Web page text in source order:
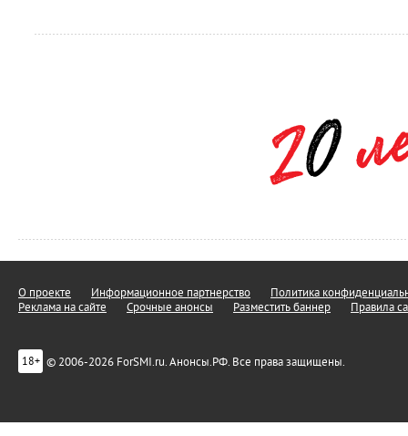
О проекте Информационное партнерство
Политика
Реклама на сайте
Срочные анонсы Разместить баннер Правила
18+ © 2006-2026 ForSMI.ru. Анонсы.РФ. Все права защищены.